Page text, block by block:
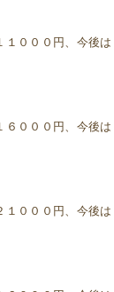
０００円、今後は
０００円、今後は
０００円、今後は